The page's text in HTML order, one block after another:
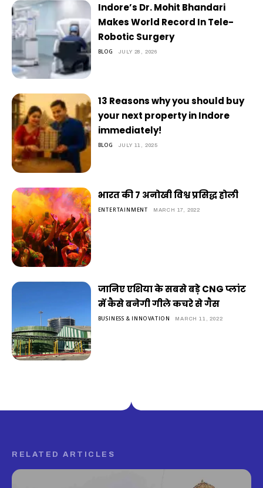
Indore’s Dr. Mohit Bhandari
Makes World Record In Tele-
Robotic Surgery
BLOG JULY 28, 2026
13 Reasons why you should buy
your next property in Indore
immediately!
BLOG JULY 11, 2025
भारत की 7 अनोखी विश्व प्रसिद्ध होली
ENTERTAINMENT MARCH 17, 2022
जानिए एशिया के सबसे बड़े CNG प्लांट
में कैसे बनेगी गीले कचरे से गैस
BUSINESS & INNOVATION MARCH 11, 2022
RELATED ARTICLES